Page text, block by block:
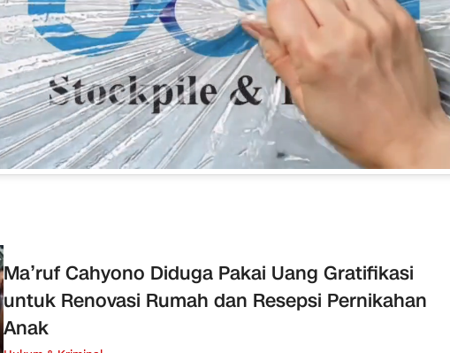
Ma’ruf Cahyono Diduga Pakai Uang Gratifikasi
untuk Renovasi Rumah dan Resepsi Pernikahan
Anak